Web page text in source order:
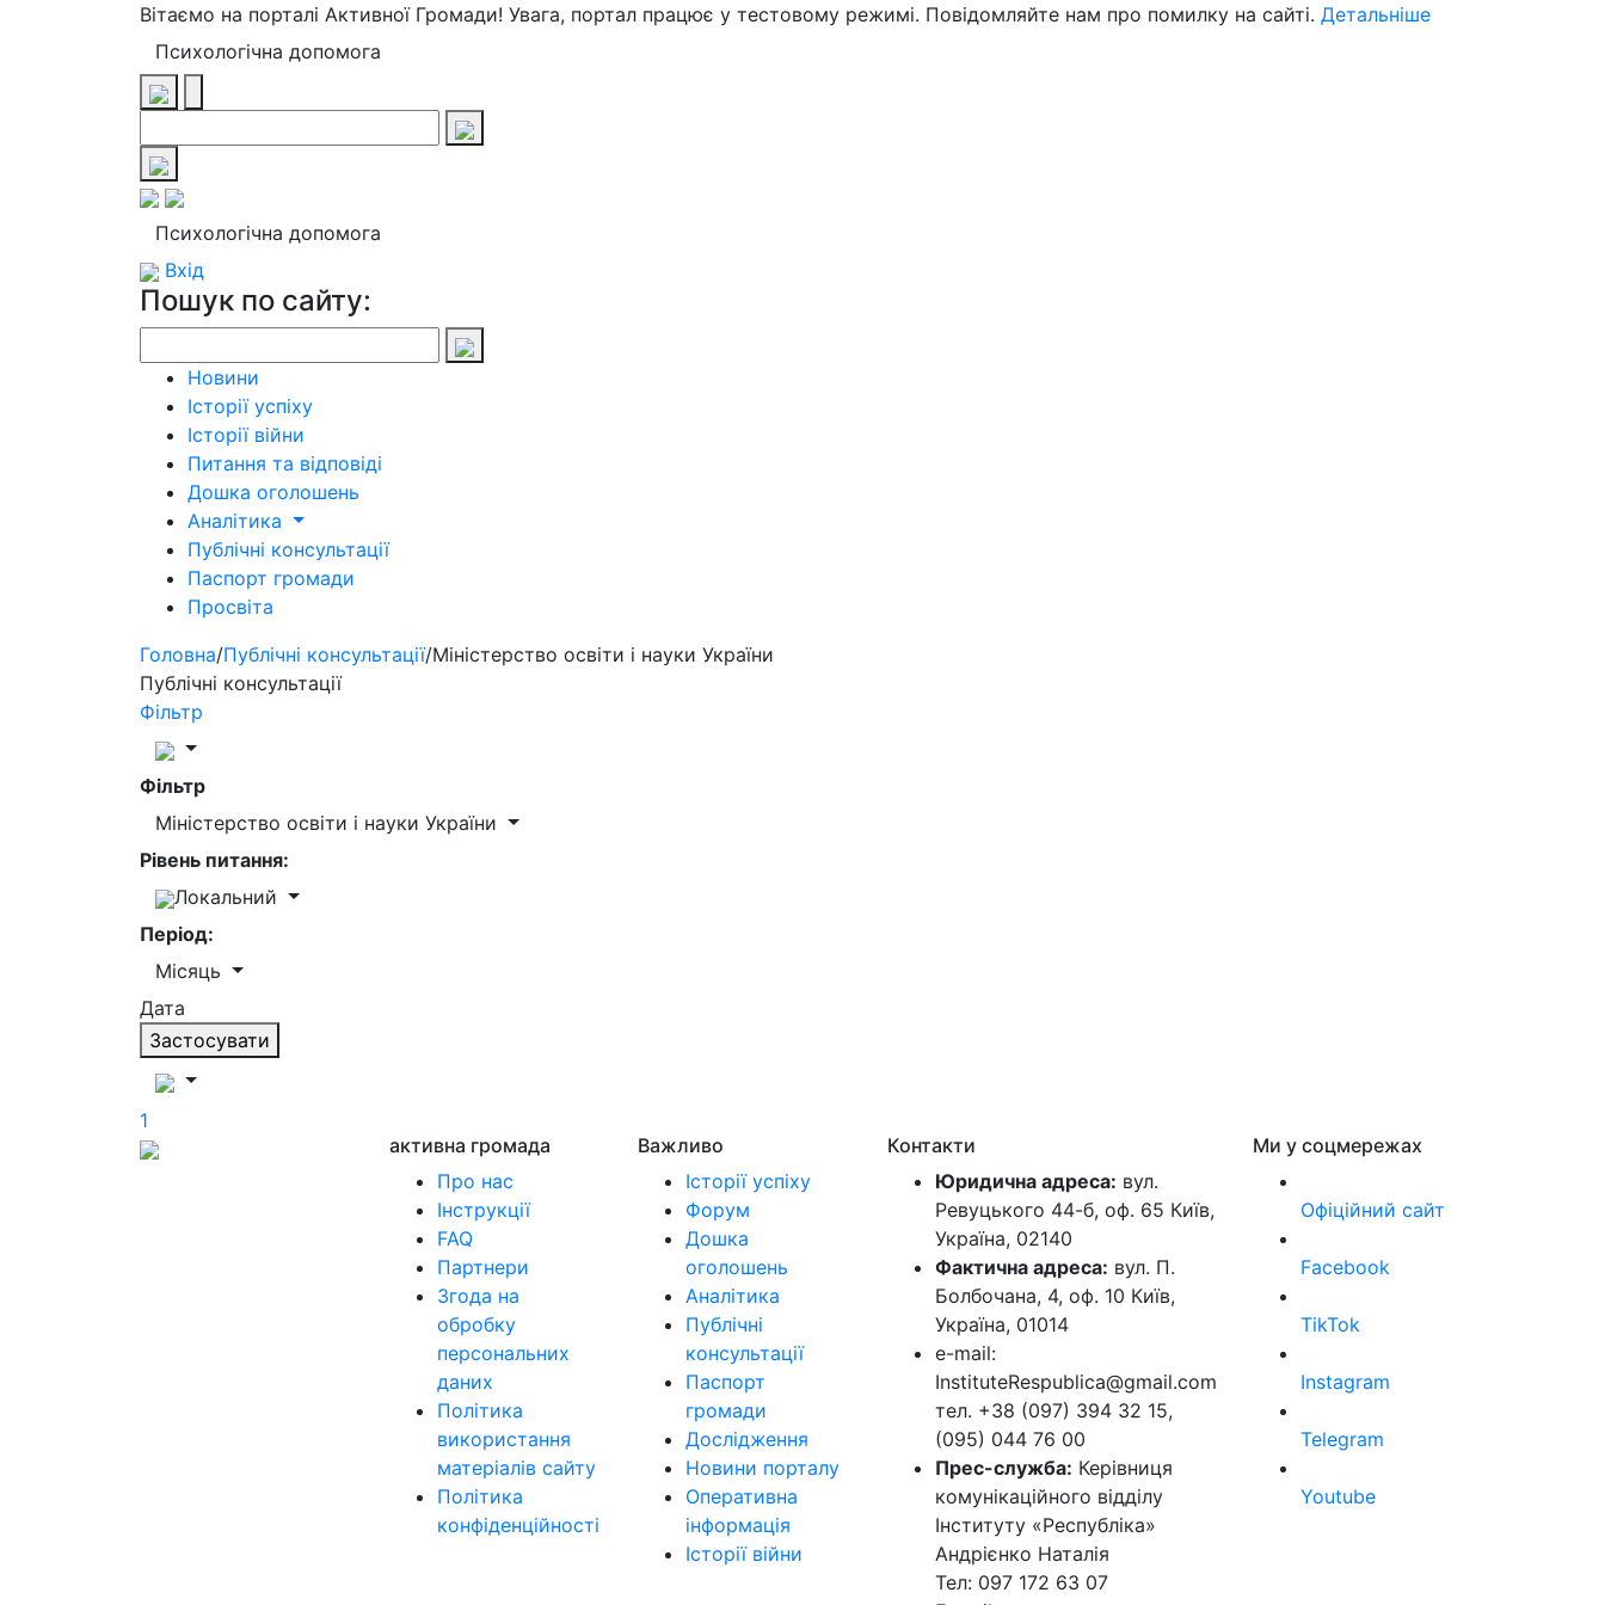
Вітаємо на порталі Активної Громади! Увага, портал працює у тестовому режимі. Повідомляйте нам про помилку на сайті. Детальніше
Психологічна допомога
Психологічна допомога
Вхід
Пошук по сайту:
Новини
Історії успіху
Історії війни
Питання та відповіді
Дошка оголошень
Аналітика
Публічні консультації
Паспорт громади
Просвіта
Головна/Публічні консультації/Міністерство освіти і науки України
Публічні консультації
Фільтр
Фільтр
Міністерство освіти і науки України
Рівень питання:
Локальний
Період:
Місяць
Дата
Застосувати
1
активна громада
Про нас
Інструкції
FAQ
Партнери
Згода на
обробку
персональних
даних
Політика
використання
матеріалів сайту
Політика
конфіденційності
Важливо
Історії успіху
Форум
Дошка
оголошень
Аналітика
Публічні
консультації
Паспорт
громади
Дослідження
Новини порталу
Оперативна
інформація
Історії війни
Контакти
Юридична адреса: вул.
Ревуцького 44-б, оф. 65 Київ,
Україна, 02140
Фактична адреса: вул. П.
Болбочана, 4, оф. 10 Київ,
Україна, 01014
e-mail:
InstituteRespublica@gmail.com
тел. +38 (097) 394 32 15,
(095) 044 76 00
Прес-служба: Керівниця
комунікаційного відділу
Інституту «Республіка»
Андрієнко Наталія
Тел: 097 172 63 07
Ми у соцмережах
Офіційний сайт
Facebook
TikTok
Instagram
Telegram
Youtube